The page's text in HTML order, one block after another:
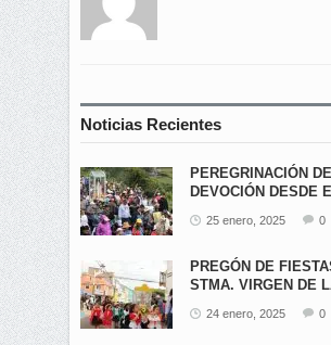
Noticias Recientes
PEREGRINACIÓN
DEVOCIÓN DESDE
25 enero, 2025 0
PREGÓN DE
STMA. VIRGEN DE
24 enero, 2025 0